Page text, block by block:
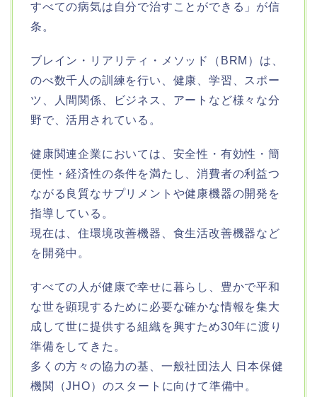
すべての病気は自分で治すことができる」が信
条。
ブレイン・リアリティ・メソッド（BRM）は、
のべ数千人の訓練を行い、健康、学習、スポー
ツ、人間関係、ビジネス、アートなど様々な分
野で、活用されている。
健康関連企業においては、安全性・有効性・簡
便性・経済性の条件を満たし、消費者の利益つ
ながる良質なサプリメントや健康機器の開発を
指導している。
現在は、住環境改善機器、食生活改善機器など
を開発中。
すべての人が健康で幸せに暮らし、豊かで平和
な世を顕現するために必要な確かな情報を集大
成して世に提供する組織を興すため30年に渡り
準備をしてきた。
多くの方々の協力の基、一般社団法人 日本保健
機関（JHO）のスタートに向けて準備中。